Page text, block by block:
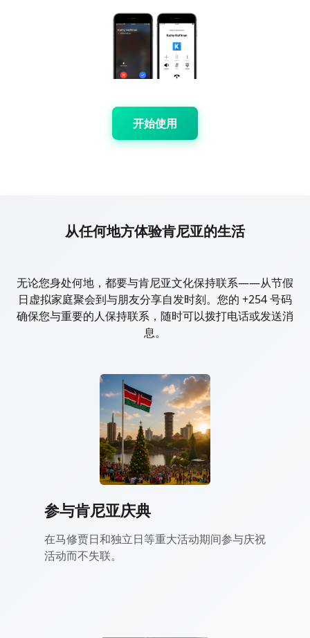
开始使用
从任何地方体验肯尼亚的生活
无论您身处何地，都要与肯尼亚文化保持联系——从节假
日虚拟家庭聚会到与朋友分享自发时刻。您的 +254 号码
确保您与重要的人保持联系，随时可以拨打电话或发送消
息。
参与肯尼亚庆典
在马修贾日和独立日等重大活动期间参与庆祝
活动而不失联。